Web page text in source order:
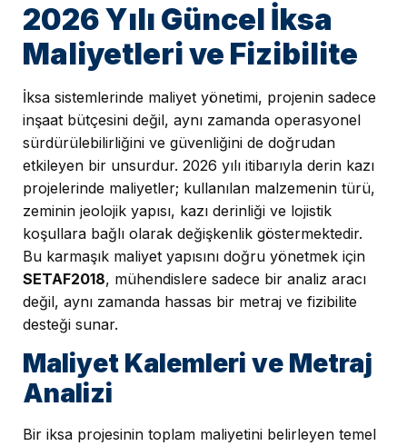
2026 Yılı Güncel İksa
Maliyetleri ve Fizibilite
İksa sistemlerinde maliyet yönetimi, projenin sadece
inşaat bütçesini değil, aynı zamanda operasyonel
sürdürülebilirliğini ve güvenliğini de doğrudan
etkileyen bir unsurdur. 2026 yılı itibarıyla derin kazı
projelerinde maliyetler; kullanılan malzemenin türü,
zeminin jeolojik yapısı, kazı derinliği ve lojistik
koşullara bağlı olarak değişkenlik göstermektedir.
Bu karmaşık maliyet yapısını doğru yönetmek için
SETAF2018, mühendislere sadece bir analiz aracı
değil, aynı zamanda hassas bir metraj ve fizibilite
desteği sunar.
Maliyet Kalemleri ve Metraj
Analizi
Bir iksa projesinin toplam maliyetini belirleyen temel